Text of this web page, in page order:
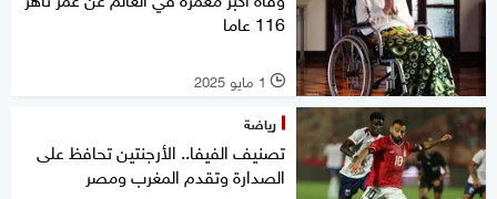
116 عاما
l 1 مايو 2025
رياضة
تصنيف الفيفا.. الأرجنتين تحافظ على
الصدارة وتقدم المغرب ومصر